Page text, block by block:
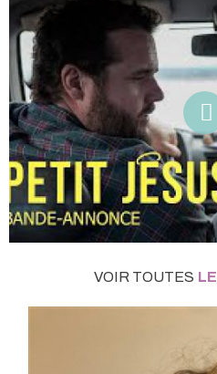
VOIR TOUTES